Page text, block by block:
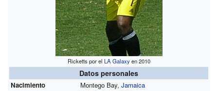
Ricketts por el LA Galaxyen 2010
Datos personales
Nacimiento Montego Bay, Jamaica